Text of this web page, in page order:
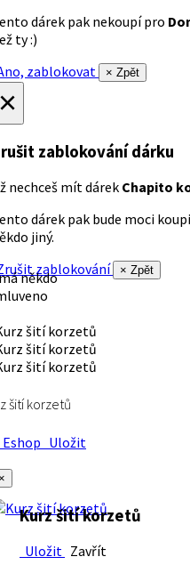
dárek pak nekoupí pro
ty :)
zablokovat
× Zpět
zablokování dárku
nechceš mít dárek Chapito
dárek pak bude moci
jiný.
zablokování
× Zpět
někdo
šití korzetů
Uložit
Kurz šití korzetů
Uložit Zavřít